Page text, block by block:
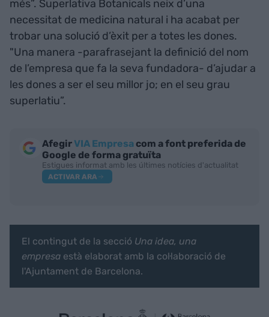
més”. Superlativa Botanicals neix d’una
necessitat de medicina natural i ha acabat per
trobar una solució d’èxit per a totes les dones.
"Una manera -parafrasejant la definició del nom
de l’empresa que fa la seva fundadora- d’ajudar a
les dones a ser el seu millor jo; en el seu grau
superlatiu”.
AfegirVIA Empresa com a font preferida de
Google de forma gratuïta
Estigues informat amb les últimes notícies d'actualitat
ACTIVAR ARA
El contingut de la secció Una idea, una
empresa està elaborat amb la col·laboració de
l'Ajuntament de Barcelona.